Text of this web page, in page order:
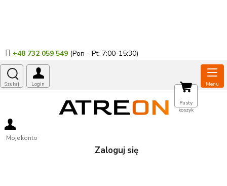
+48 732 059 549
Moje konto
Zaloguj się
KOSZYK
Pusty
koszyk